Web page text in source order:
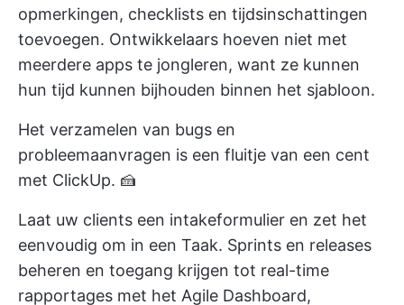
opmerkingen, checklists en tijdsinschattingen
toevoegen. Ontwikkelaars hoeven niet met
meerdere apps te jongleren, want ze kunnen
hun tijd kunnen bijhouden binnen het sjabloon.
Het verzamelen van bugs en
probleemaanvragen is een fluitje van een cent
met ClickUp. 🍰
Laat uw clients een intakeformulier en zet het
eenvoudig om in een Taak. Sprints en releases
beheren en toegang krijgen tot real-time
rapportages met het Agile Dashboard,